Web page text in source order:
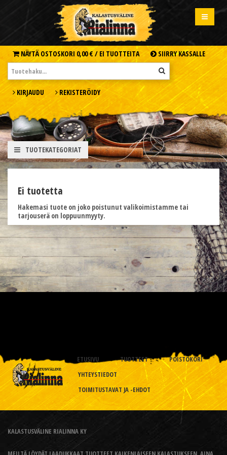
NÄYTÄ OSTOSKORI 0,00 € / EI TUOTTEITA SIIRRY KASSALLE
KIRJAUDU REKISTERÖIDY
TUOTEKATEGORIAT
Ei tuotetta
Hakemasi tuote on joko poistunut valikoimistamme tai
tarjouserä on loppuunmyyty.
ETUSIVU TUOTTEET
POISTOKORI
YHTEYSTIEDOT
TOIMITUSTAVAT JA -EHDOT
KALASTUSVÄLINE RIALINNA KY